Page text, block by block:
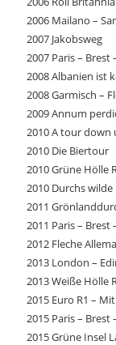
2006 Mailano –
2007 Jakobsweg
2007 Paris – Brest
2008 Albanien ist
2008 Garmisch –
2009 Annum
2010 A tour down
2010 Die Biertour
2010 Grüne Hölle
2010 Durchs
2011
2011 Paris – Brest
2012 Fleche
2013 London –
2013 Weiße Hölle
2015 Euro R1 –
2015 Paris – Brest
2015 Grüne Insel